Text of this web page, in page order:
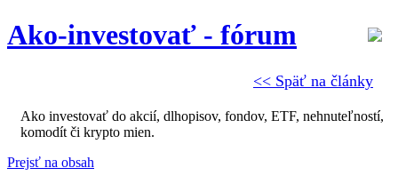
<< Späť na články
Ako-investovať - fórum
Ako investovať do akcií, dlhopisov, fondov, ETF, nehnuteľností,
komodít či krypto mien.
Prejsť na obsah